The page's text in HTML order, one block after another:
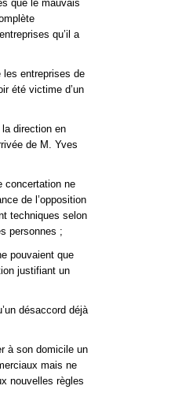
que le mauvais
qu’il a
les entreprises de
été victime d’un
la direction en
de M. Yves
concertation ne
de l’opposition
techniques selon
personnes ;
pouvaient que
justifiant un
désaccord déjà
à son domicile un
mais ne
nouvelles règles